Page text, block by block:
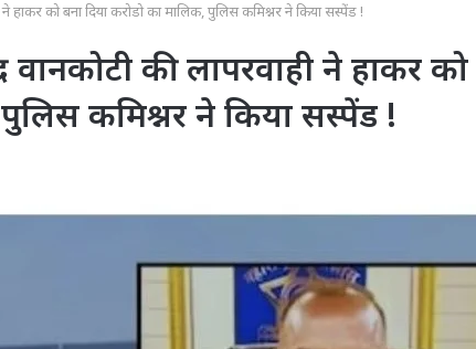
हाकर को बना दिया करोडो का मालिक, पुलिस कमिश्नर ने किया सस्पेंड !
वानकोटी की लापरवाही ने हाकर को
कमिश्नर ने किया सस्पेंड !